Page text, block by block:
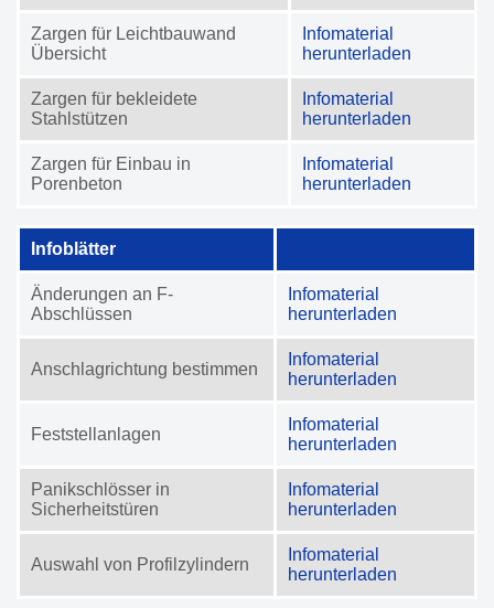
Zargen für Leichtbauwand
Übersicht
Infomaterial
herunterladen
Zargen für bekleidete
Stahlstützen
Infomaterial
herunterladen
Zargen für Einbau in
Porenbeton
Infomaterial
herunterladen
Infoblätter
Änderungen an F-
Abschlüssen
Infomaterial
herunterladen
Anschlagrichtung bestimmen
Infomaterial
herunterladen
Feststellanlagen
Infomaterial
herunterladen
Panikschlösser in
Sicherheitstüren
Infomaterial
herunterladen
Auswahl von Profilzylindern
Infomaterial
herunterladen